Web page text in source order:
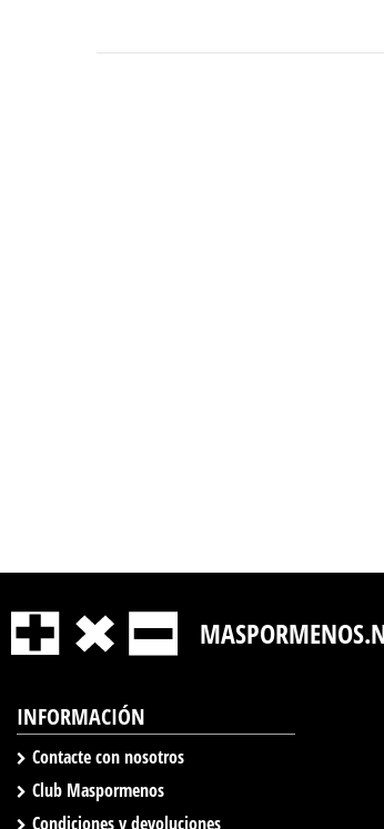
INFORMACIÓN
Contacte con nosotros
Club Maspormenos
Condiciones y devoluciones